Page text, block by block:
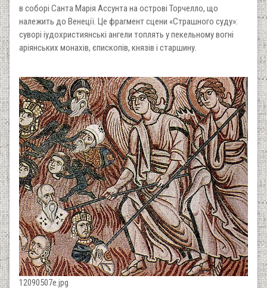
в соборі Санта Марія Ассунта на острові Торчелло, що
належить до Венеції. Це фрагмент сцени «Страшного суду»:
суворі іудохристиянські ангели топлять у пекельному вогні
аріянських монахів, єпископів, князів і старшину.
12090507e.jpg